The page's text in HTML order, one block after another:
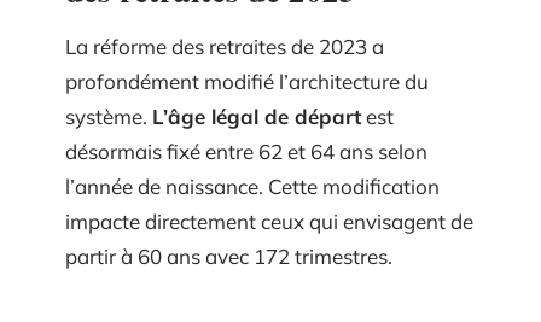
La réforme des retraites de 2023 a
profondément modifié l’architecture du
système. L’âge légal de départest
désormais fixé entre 62 et 64 ans selon
l’année de naissance. Cette modification
impacte directement ceux qui envisagent de
partir à 60 ans avec 172 trimestres.